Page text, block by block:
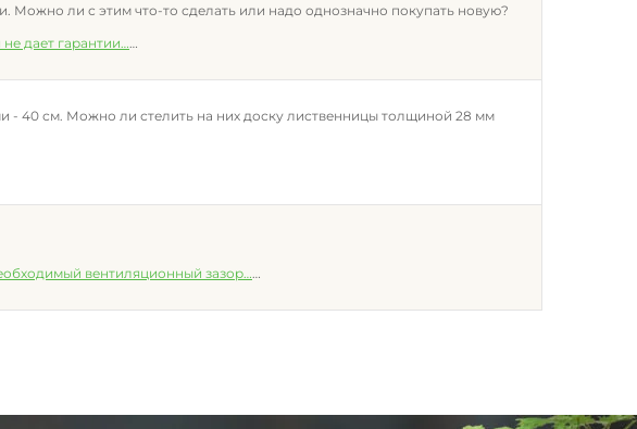
Можно ли с этим что-то сделать или надо однозначно покупать новую?
не дает гарантии …
- 40 см. Можно ли стелить на них доску лиственницы толщиной 28 мм
вентиляционный зазор …